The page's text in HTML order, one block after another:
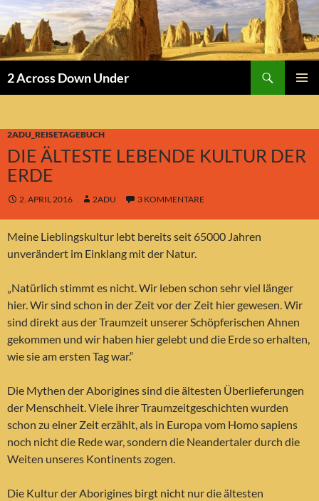
2 Across Down Under
2ADU_REISETAGEBUCH
DIE ÄLTESTE LEBENDE KULTUR DER
ERDE
2. APRIL 2016 2ADU 3 KOMMENTARE
Meine Lieblingskultur lebt bereits seit 65000 Jahren
unverändert im Einklang mit der Natur.
„Natürlich stimmt es nicht. Wir leben schon sehr viel länger
hier. Wir sind schon in der Zeit vor der Zeit hier gewesen. Wir
sind direkt aus der Traumzeit unserer Schöpferischen Ahnen
gekommen und wir haben hier gelebt und die Erde so erhalten,
wie sie am ersten Tag war.“
Die Mythen der Aborigines sind die ältesten Überlieferungen
der Menschheit. Viele ihrer Traumzeitgeschichten wurden
schon zu einer Zeit erzählt, als in Europa vom Homo sapiens
noch nicht die Rede war, sondern die Neandertaler durch die
Weiten unseres Kontinents zogen.
Die Kultur der Aborigines birgt nicht nur die ältesten